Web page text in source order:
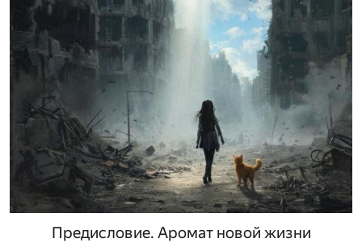
Предисловие. Аромат новой жизни